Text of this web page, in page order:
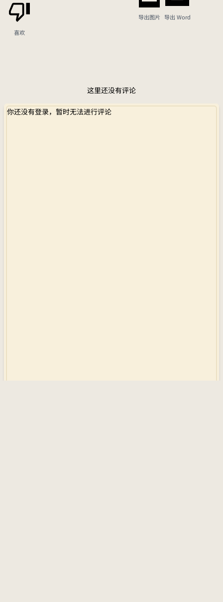
喜欢
导出图片 导出 Word
这里还没有评论
你还没有登录，暂时无法进行评论